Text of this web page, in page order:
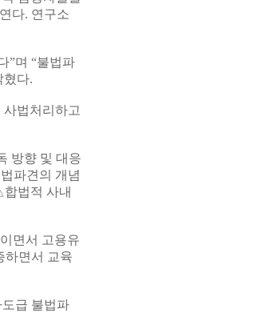
다. 연구소
”며 “불법파
혔다.
사법처리하고
방향 및 대응
파견의 개념
법적 사내
면서 고용유
하면서 교육
급 불법파